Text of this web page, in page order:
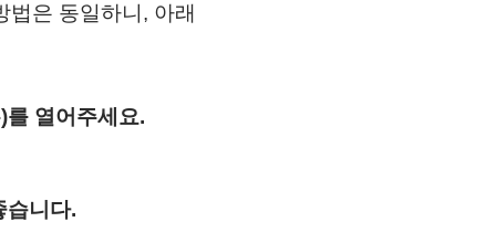
은 동일하니, 아래
를 열어주세요.
습니다.